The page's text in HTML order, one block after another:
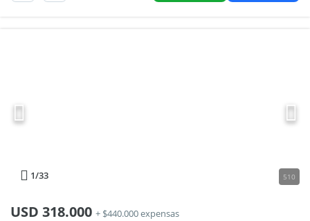
1/33 510
USD 318.000 + $440.000 expensas